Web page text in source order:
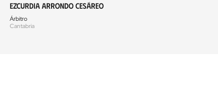
Ezcurdia Arrondo Cesáreo
Árbitro
Cantabria